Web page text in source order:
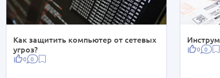
Как защитить компьютер от сетевых
угроз?
0 0
0 0